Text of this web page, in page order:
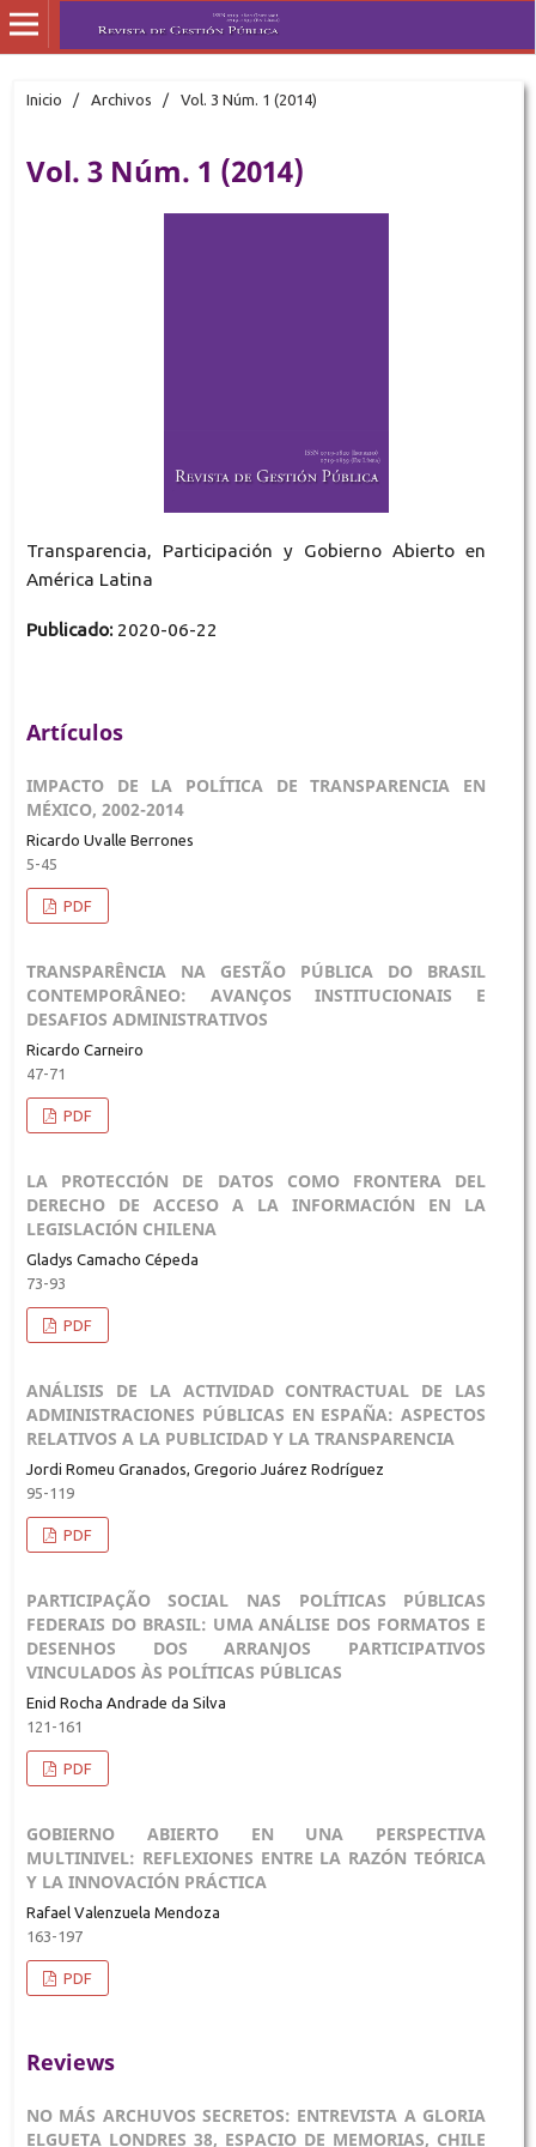
Inicio / Archivos / Vol. 3 Núm. 1 (2014)
Vol. 3 Núm. 1 (2014)
Transparencia, Participación y Gobierno Abierto en
América Latina
Publicado: 2020-06-22
Artículos
IMPACTO DE LA POLÍTICA DE TRANSPARENCIA EN
MÉXICO, 2002-2014
Ricardo Uvalle Berrones
5-45
PDF
TRANSPARÊNCIA NA GESTÃO PÚBLICA DO BRASIL
CONTEMPORÂNEO: AVANÇOS INSTITUCIONAIS E
DESAFIOS ADMINISTRATIVOS
Ricardo Carneiro
47-71
PDF
LA PROTECCIÓN DE DATOS COMO FRONTERA DEL
DERECHO DE ACCESO A LA INFORMACIÓN EN LA
LEGISLACIÓN CHILENA
Gladys Camacho Cépeda
73-93
PDF
ANÁLISIS DE LA ACTIVIDAD CONTRACTUAL DE LAS
ADMINISTRACIONES PÚBLICAS EN ESPAÑA: ASPECTOS
RELATIVOS A LA PUBLICIDAD Y LA TRANSPARENCIA
Jordi Romeu Granados, Gregorio Juárez Rodríguez
95-119
PDF
PARTICIPAÇÃO SOCIAL NAS POLÍTICAS PÚBLICAS
FEDERAIS DO BRASIL: UMA ANÁLISE DOS FORMATOS E
DESENHOS DOS ARRANJOS PARTICIPATIVOS
VINCULADOS ÀS POLÍTICAS PÚBLICAS
Enid Rocha Andrade da Silva
121-161
PDF
GOBIERNO ABIERTO EN UNA PERSPECTIVA
MULTINIVEL: REFLEXIONES ENTRE LA RAZÓN TEÓRICA
Y LA INNOVACIÓN PRÁCTICA
Rafael Valenzuela Mendoza
163-197
PDF
Reviews
NO MÁS ARCHUVOS SECRETOS: ENTREVISTA A GLORIA
ELGUETA LONDRES 38, ESPACIO DE MEMORIAS, CHILE